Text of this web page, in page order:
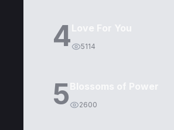
4 5114
5 2600